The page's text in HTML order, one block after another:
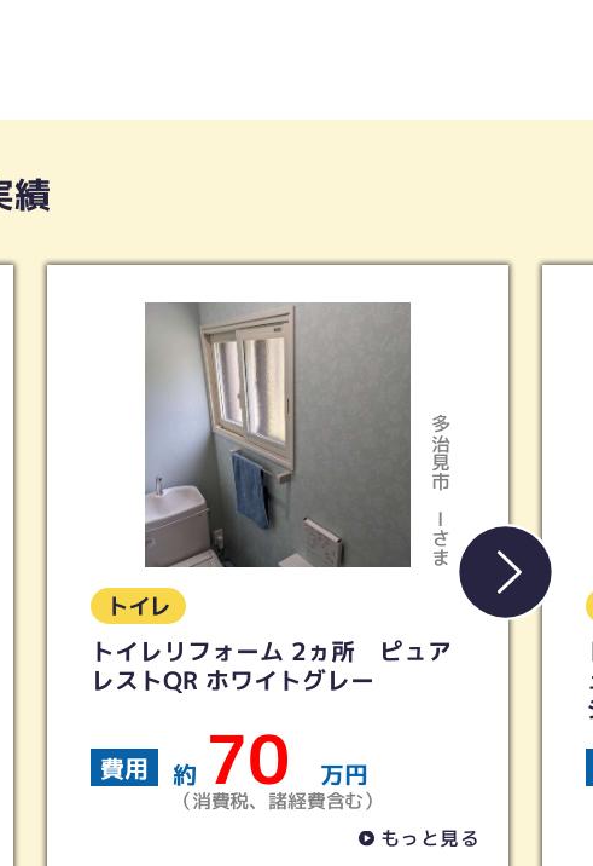
績
ア
と見る
Kさま
トイレリフォーム 【TOTO】ピ
ュアレストQR ウォシュレットS
費用
約 40
（消費税、諸経費含む）
もっと見る